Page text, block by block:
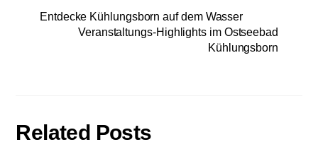
Entdecke Kühlungsborn auf dem Wasser
Veranstaltungs-Highlights im Ostseebad
Kühlungsborn
Related Posts